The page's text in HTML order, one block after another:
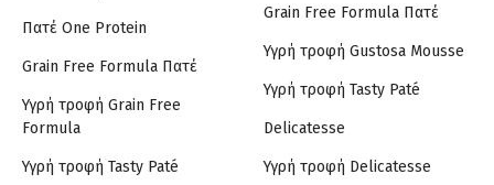
Πατέ One Protein
Grain Free Formula Πατέ
Υγρή τροφή Grain Free
Formula
Υγρή τροφή Tasty Paté
Grain Free Formula Πατέ
Υγρή τροφή Gustosa Mousse
Υγρή τροφή Tasty Paté
Delicatesse
Υγρή τροφή Delicatesse